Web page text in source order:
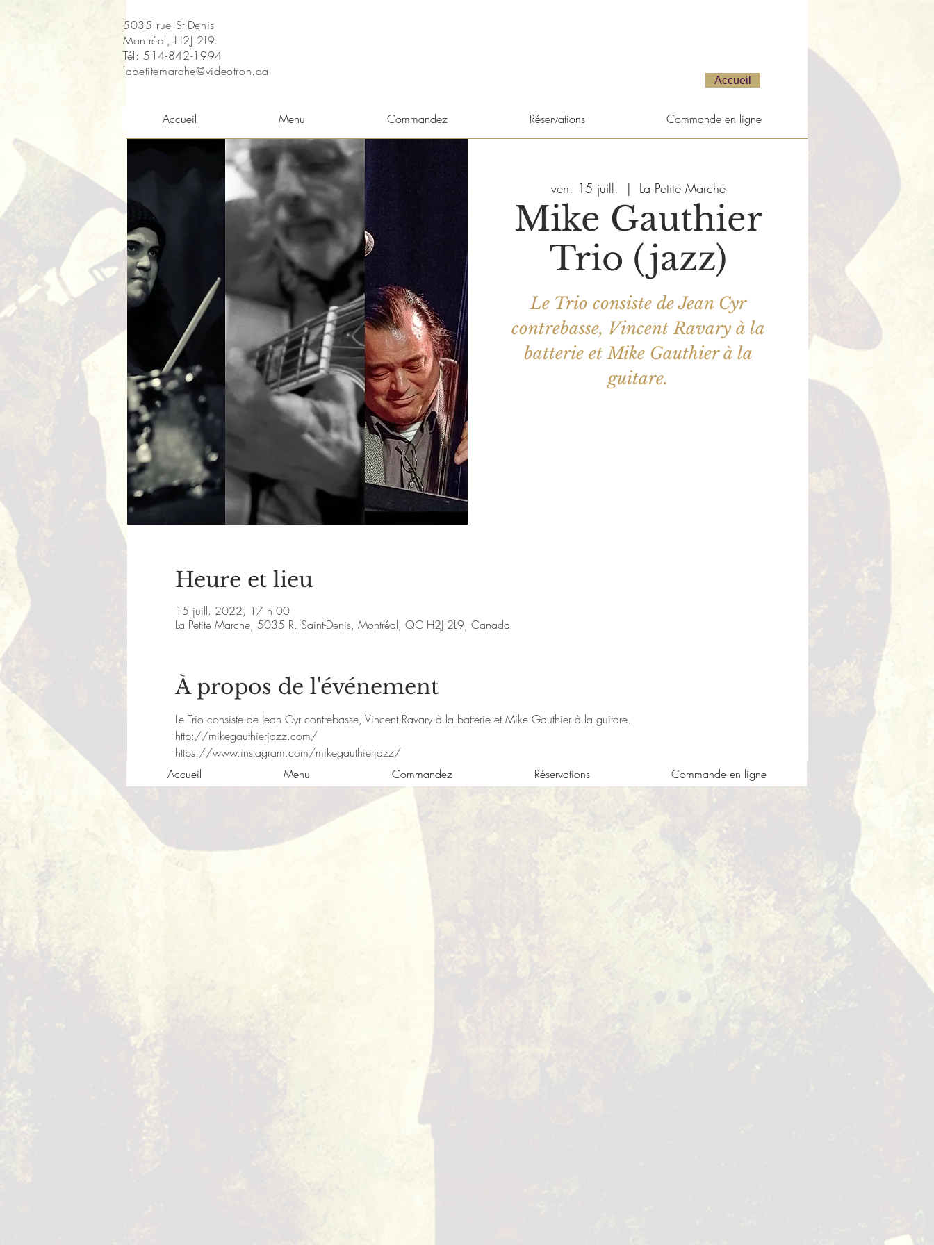
5035 rue St-Denis
Montréal, H2J 2L9
Tél: 514-842-1994
lapetitemarche@videotron.ca
Accueil
Accueil Menu Commandez Réservations Commande en ligne
ven. 15 juill.
  |
La Petite Marche
Mike Gauthier
Trio (jazz)
Le Trio consiste de Jean Cyr
contrebasse, Vincent Ravary à la
batterie et Mike Gauthier à la
Heure et lieu
15 juill. 2022, 17 h 00
La Petite Marche, 5035 R. Saint-Denis, Montréal, QC H2J 2L9, Canada
À propos de l'événement
Le Trio consiste de Jean Cyr contrebasse, Vincent Ravary à la batterie et Mike Gauthier à la guitare.
http://mikegauthierjazz.com/
https://www.instagram.com/mikegauthierjazz/
Accueil
Menu Commandez Réservations Commande en ligne